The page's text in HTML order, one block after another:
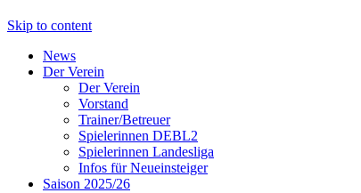
Skip to content
News
Der Verein
Der Verein
Vorstand
Trainer/Betreuer
Spielerinnen DEBL2
Spielerinnen Landesliga
Infos für Neueinsteiger
Saison 2025/26